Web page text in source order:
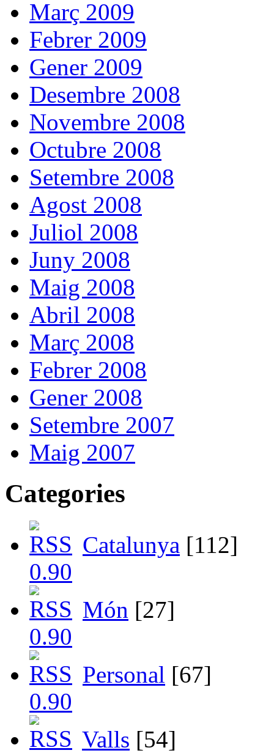
Març 2009
Febrer 2009
Gener 2009
Desembre 2008
Novembre 2008
Octubre 2008
Setembre 2008
Agost 2008
Juliol 2008
Juny 2008
Maig 2008
Abril 2008
Març 2008
Febrer 2008
Gener 2008
Setembre 2007
Maig 2007
Categories
Catalunya [112]
Món [27]
Personal [67]
Valls [54]